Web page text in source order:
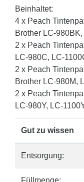
Beinhaltet:
4 x Peach
Brother LC-
2 x Peach
LC-980C, LC-
2 x Peach
Brother LC-980M,
2 x Peach
LC-980Y, LC-
Gut zu wissen
Entsorgung:
Füllmenge: